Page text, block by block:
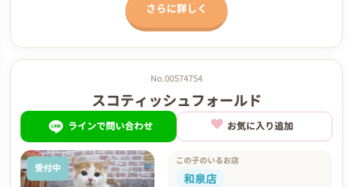
さらに詳しく
No.00574754
スコティッシュフォールド
ラインで問い合わせ お気に入り追加
受付中
この子のいるお店
和泉店